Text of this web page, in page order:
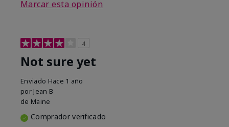
Marcar esta opinión
4
Not sure yet
Enviado Hace 1 año
por Jean B
de Maine
Comprador verificado